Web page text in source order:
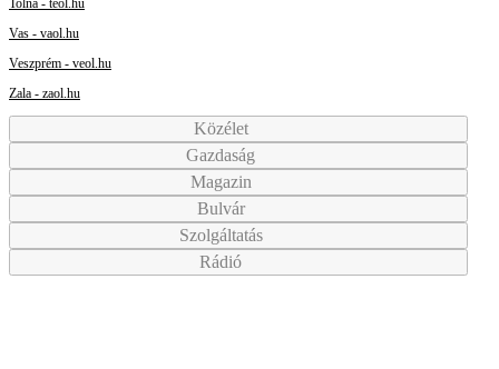
Vas - vaol.hu
Veszprém - veol.hu
Zala - zaol.hu
Közélet
Gazdaság
Magazin
Bulvár
Szolgáltatás
Rádió